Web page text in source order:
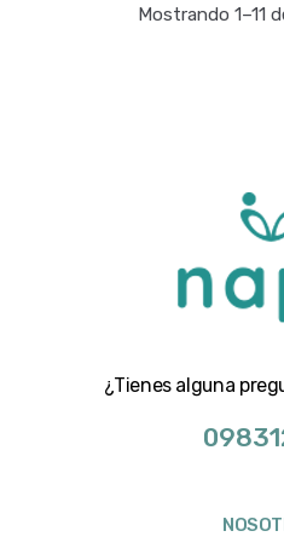
Mostrando 1–11
¿Tienes alguna